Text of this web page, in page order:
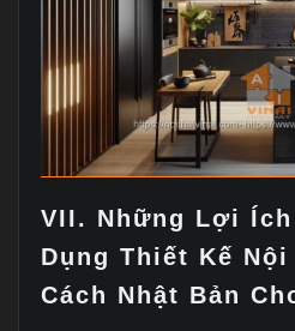
VII. Những Lợi
Dụng Thiết Kế Nội
Cách Nhật Bản